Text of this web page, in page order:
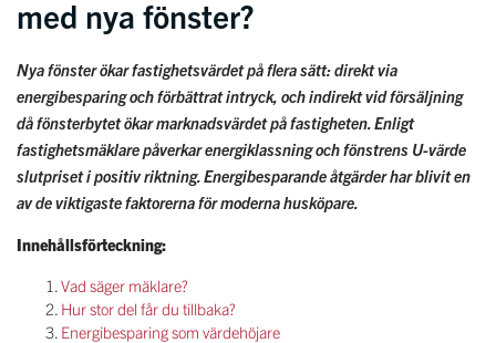
med nya fönster?
Nya fönster ökar fastighetsvärdet på flera sätt: direkt via
energibesparing och förbättrat intryck, och indirekt vid försäljning
då fönsterbytet ökar marknadsvärdet på fastigheten. Enligt
fastighetsmäklare påverkarenergiklassning och fönstrens U-värde
slutpriset i positiv riktning.Energibesparande åtgärder har blivit en
av de viktigaste faktorerna för moderna husköpare.
Innehållsförteckning:
Vad säger mäklare?
Hur stor del får du tillbaka?
Energibesparing som värdehöjare